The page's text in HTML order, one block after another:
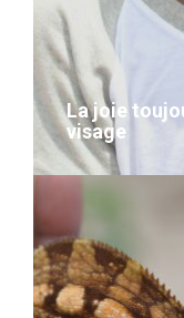
La joie
visage